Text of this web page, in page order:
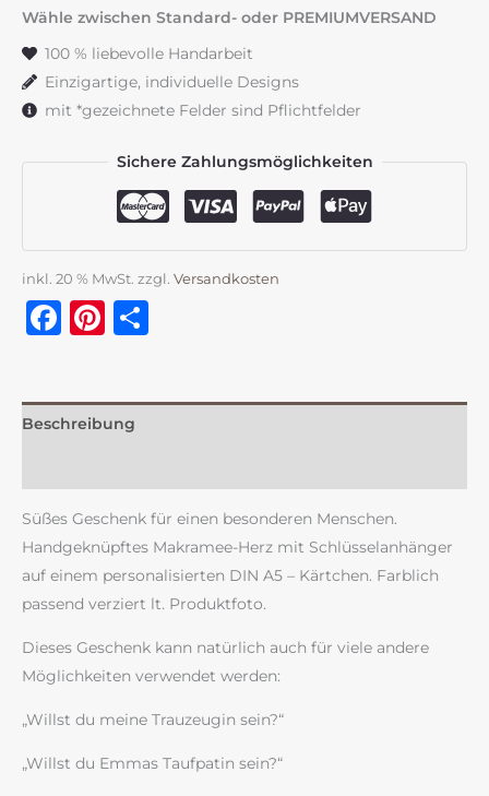
Schlüsselanhänger
Wähle zwischen Standard- oder PREMIUMVERSAND
100 % liebevolle Handarbeit
Einzigartige, individuelle Designs
mit *gezeichnete Felder sind Pflichtfelder
Sichere Zahlungsmöglichkeiten
inkl. 20 % MwSt. zzgl. Versandkosten
Facebook
Pinterest
Beschreibung
Süßes Geschenk für einen besonderen Menschen.
Handgeknüpftes Makramee-Herz mit Schlüsselanhänger
auf einem personalisierten DIN A5 – Kärtchen. Farblich
passend verziert lt. Produktfoto.
Dieses Geschenk kann natürlich auch für viele andere
Möglichkeiten verwendet werden:
„Willst du meine Trauzeugin sein?“
„Willst du Emmas Taufpatin sein?“